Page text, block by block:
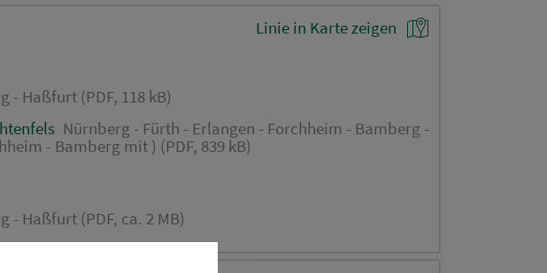
Linie in Karte zeigen
- Haßfurt (PDF, 118 kB)
Nürnberg - Fürth - Erlangen - Forchheim - Bamberg -
- Bamberg mit ) (PDF, 839 kB)
- Haßfurt (PDF, ca. 2 MB)